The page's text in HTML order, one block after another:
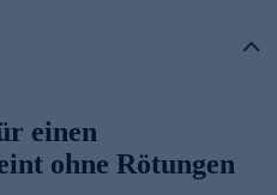
Layer Capsule Technology
wirken
Hautlinien
einen
ohne Rötungen